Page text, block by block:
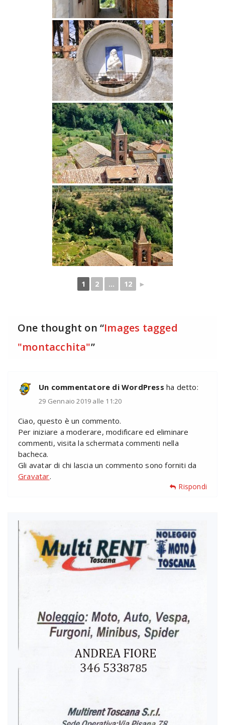
1 2 ... 12 ►
One thought on “Images tagged
"montacchita"”
Un commentatore di WordPress ha detto:
29 Gennaio 2019 alle 11:20
Ciao, questo è un commento.
Per iniziare a moderare, modificare ed eliminare
commenti, visita la schermata commenti nella
bacheca.
Gli avatar di chi lascia un commento sono forniti da
Gravatar.
Rispondi